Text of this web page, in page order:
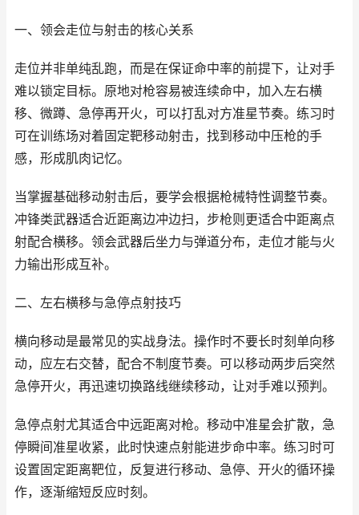
一、领会走位与射击的核心关系
走位并非单纯乱跑，而是在保证命中率的前提下，让对手
难以锁定目标。原地对枪容易被连续命中，加入左右横
移、微蹲、急停再开火，可以打乱对方准星节奏。练习时
可在训练场对着固定靶移动射击，找到移动中压枪的手
感，形成肌肉记忆。
当掌握基础移动射击后，要学会根据枪械特性调整节奏。
冲锋类武器适合近距离边冲边扫，步枪则更适合中距离点
射配合横移。领会武器后坐力与弹道分布，走位才能与火
力输出形成互补。
二、左右横移与急停点射技巧
横向移动是最常见的实战身法。操作时不要长时刻单向移
动，应左右交替，配合不制度节奏。可以移动两步后突然
急停开火，再迅速切换路线继续移动，让对手难以预判。
急停点射尤其适合中远距离对枪。移动中准星会扩散，急
停瞬间准星收紧，此时快速点射能进步命中率。练习时可
设置固定距离靶位，反复进行移动、急停、开火的循环操
作，逐渐缩短反应时刻。